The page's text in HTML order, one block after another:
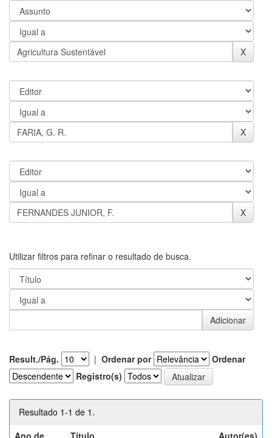
Utilizar filtros para refinar o resultado de busca.
Result./Pág. | Ordenar por
Ordenar
Registro(s)
Resultado 1-1 de 1.
Ano de
Título Autor(es)